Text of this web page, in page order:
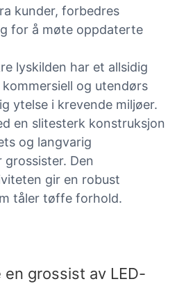
kunder, forbedres
for å møte oppdaterte
lyskilden har et allsidig
og utendørs
ytelse i krevende miljøer.
en slitesterk konstruksjon
og langvarig
Den
gir en robust
tåler tøffe forhold.
en grossist av LED-